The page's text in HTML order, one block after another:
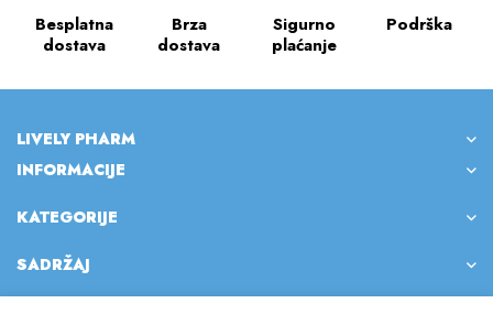
Besplatna
dostava
Brza
dostava
Sigurno
plaćanje
Podrška
LIVELY PHARM
INFORMACIJE
KATEGORIJE
SADRŽAJ